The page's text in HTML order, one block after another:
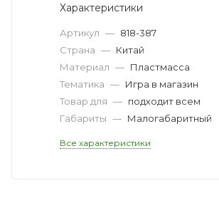
Характеристики
Артикул — 818-387
Страна — Китай
Материал — Пластмасса
Тематика — Игра в магазин
Товар для — подходит всем
Габариты — Малогабаритный
Все характеристики